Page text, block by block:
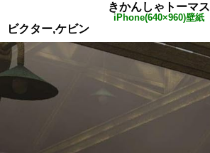
きかんしゃトーマス
iPhone(640×960)壁紙
ビクター,ケビン